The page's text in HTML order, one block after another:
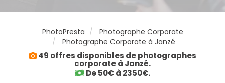
PhotoPresta
Photographe Corporate
Photographe Corporate à Janzé
49 offres disponibles de photographes
corporate à Janzé.
De 50€ à 2350€.